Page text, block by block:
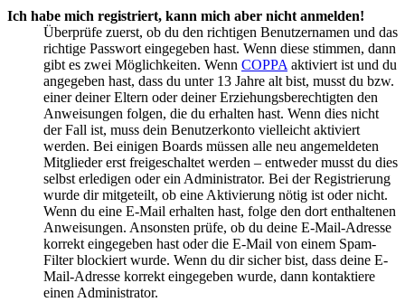
Ich habe mich registriert, kann mich aber nicht anmelden!
Überprüfe zuerst, ob du den richtigen Benutzernamen und das
richtige Passwort eingegeben hast. Wenn diese stimmen, dann
gibt es zwei Möglichkeiten. Wenn COPPA aktiviert ist und du
angegeben hast, dass du unter 13 Jahre alt bist, musst du bzw.
einer deiner Eltern oder deiner Erziehungsberechtigten den
Anweisungen folgen, die du erhalten hast. Wenn dies nicht
der Fall ist, muss dein Benutzerkonto vielleicht aktiviert
werden. Bei einigen Boards müssen alle neu angemeldeten
Mitglieder erst freigeschaltet werden – entweder musst du dies
selbst erledigen oder ein Administrator. Bei der Registrierung
wurde dir mitgeteilt, ob eine Aktivierung nötig ist oder nicht.
Wenn du eine E-Mail erhalten hast, folge den dort enthaltenen
Anweisungen. Ansonsten prüfe, ob du deine E-Mail-Adresse
korrekt eingegeben hast oder die E-Mail von einem Spam-
Filter blockiert wurde. Wenn du dir sicher bist, dass deine E-
Mail-Adresse korrekt eingegeben wurde, dann kontaktiere
einen Administrator.